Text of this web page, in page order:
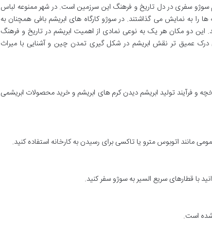
سوژو سفری در دل تاریخ و فرهنگ این سرزمین است. در شهر ممنوعه لباس
را به نمایش می گذاشتند. در سوژو کارگاه های ابریشم بافی همچنان به
دو مکان هر یک به نوعی نمادی از اهمیت ابریشم در تاریخ و فرهنگ
عمیق تر نقش ابریشم در شکل گیری تمدن چین و آشنایی با میراث
و فرآیند تولید ابریشم دیدن کرم های ابریشم و خرید محصولات ابریشمی
مانند اتوبوس مترو یا تاکسی برای رسیدن به کارخانه استفاده کنید.
با قطارهای سریع السیر به سوژو سفر کنید.
شده است.